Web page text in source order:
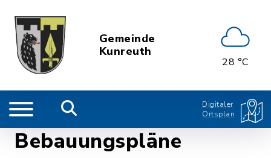
Gemeinde
Kunreuth
28 °C
Digitaler
Ortsplan
Bebauungspläne